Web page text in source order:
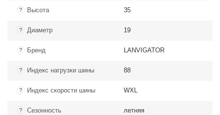
? Высота 35
? Диаметр 19
? Бренд LANVIGATOR
? Индекс нагрузки шины 88
? Индекс скорости шины WXL
? Сезонность летняя